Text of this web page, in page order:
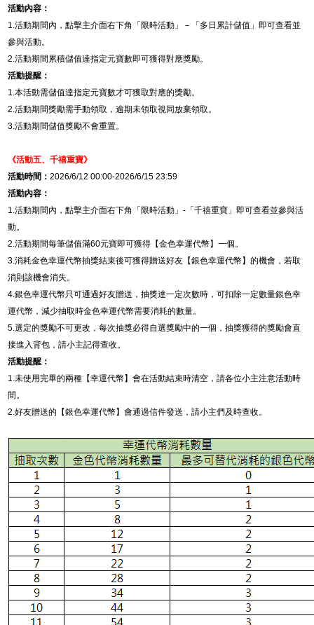
活動內容：
1.活動期間內，點擊主介面右下角「限時活動」－「多日累計儲值」即可查看並
參與活動。
2.活動期間累積儲值達指定元寶數即可獲得對應獎勵。
活動提醒：
1.本活動需儲值達指定元寶數才可獲取對應的獎勵。
2.活動期間獎勵需手動領取，逾期未領取視同放棄領取。
3.活動期間儲值獎勵不會重置。
《活動五、千禧重寶》
活動時間：2026/6/12 00:00-2026/6/15 23:59
活動內容：
1.活動期間內，點擊主介面右下角「限時活動」- 「千禧重寶」即可查看並參與活
動。
2.活動期間每筆儲值滿60元寶即可獲得【金色幸運代幣】一個。
3.消耗金色幸運代幣抽獎結束後可獲得贈送好友【銀色幸運代幣】的機會，若取
消則該機會消失。
4.銀色幸運代幣只可通過好友贈送，抽獎達一定次數時，可扣除一定數量銀色幸
運代幣，減少抽取時金色幸運代幣需要消耗的數量。
5.選定的獎勵不可更改，每次抽獎必得自選獎勵中的一個，抽獎獲得的獎勵會直
接進入背包，請小主記得查收。
活動提醒：
1.未使用完畢的兩種【幸運代幣】會在活動結束時清空，請各位小主注意活動時
間。
2.好友贈送的【銀色幸運代幣】會通過信件發送，請小主們及時查收。